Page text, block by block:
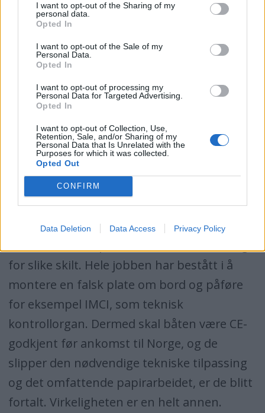
I want to opt-out of the Sharing of my
personal data.
Opted In
I want to opt-out of the Sale of my
Personal Data.
Opted In
I want to opt-out of processing my
Personal Data for Targeted Advertising.
Opted In
I want to opt-out of Collection, Use,
Retention, Sale, and/or Sharing of my
Personal Data that Is Unrelated with the
Purposes for which it was collected.
Opted Out
CONFIRM
Data Deletion Data Access Privacy Policy
kontantbeløp til meglere og
kontaktpersoner i USA for CE-godkjenning
av båtene før de ankom Norge, men de er
lurt trill rundt og har startet på en lang,
kostbar og ny tidkrevende prosess for seriøs
godkjenning i Norge.
Noen båtselgere har prøvd seg på en enda
enklere variant, nemlig å selge falske CE-
plater. De har fått intetanende norske
kjøpere til å tro at CE-merkingen dermed er i
orden. Det må ha vært god butikk. Vi
kjenner til at enkelte har betalt opptil 15.000
for slike skilt. Hele jobben har bestått i å
montere en falsk plate om bord og påføre
for eksempel IMCI, som teknisk
kontrollorgan. Dermed skal båten være CE-
godkjent før ankomst til Norge, og de
slipper den nødvendige tekniske tilpassing
og det omfattende papirarbeidet, er de blitt
fortalt. Virkeligheten er en helt annen.